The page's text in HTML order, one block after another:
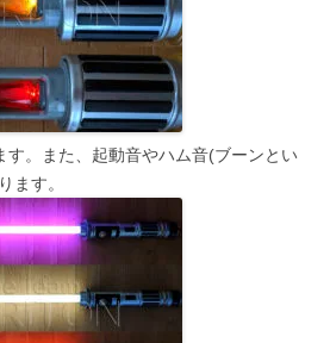
す。また、起動音やハム音(ブーンとい
ます。